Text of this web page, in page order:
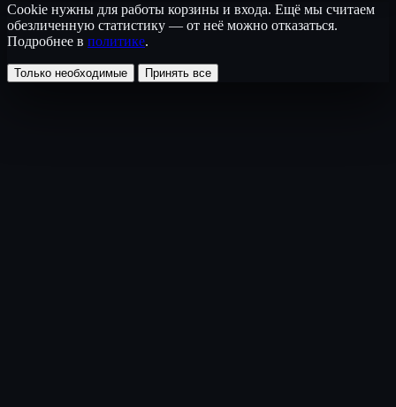
Cookie нужны для работы корзины и входа. Ещё мы считаем
обезличенную статистику — от неё можно отказаться.
Подробнее в политике.
Только необходимые Принять все